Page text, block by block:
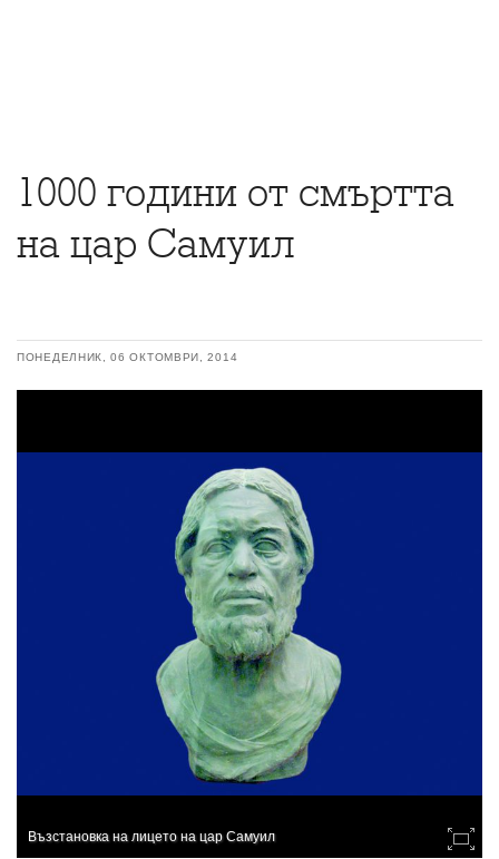
1000 години от смъртта
на цар Самуил
ПОНЕДЕЛНИК, 06 ОКТОМВРИ, 2014
Възстановка на лицето на цар Самуил